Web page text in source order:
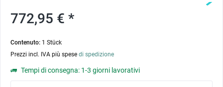
772,95 € *
Contenuto: 1 Stück
Prezzi incl. IVA più spese di spedizione
Tempi di consegna: 1-3 giorni lavorativi